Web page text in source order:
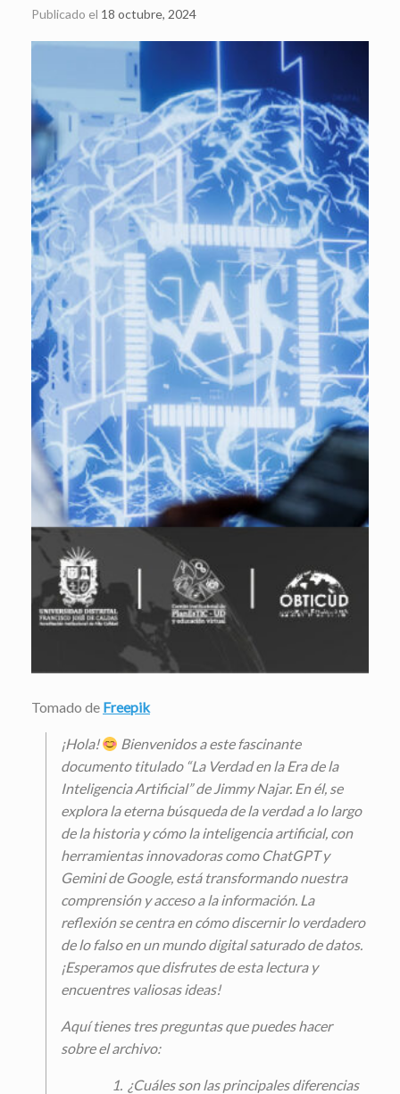
Publicado el 18 octubre, 2024
Tomado de Freepik
¡Hola!
Bienvenidos a este fascinante
documento titulado “La Verdad en la Era de la
Inteligencia Artificial” de Jimmy Najar. En él, se
explora la eterna búsqueda de la verdad a lo largo
de la historia y cómo la inteligencia artificial, con
herramientas innovadoras como ChatGPT y
Gemini de Google, está transformando nuestra
comprensión y acceso a la información. La
reflexión se centra en cómo discernir lo verdadero
de lo falso en un mundo digital saturado de datos.
¡Esperamos que disfrutes de esta lectura y
encuentres valiosas ideas!
Aquí tienes tres preguntas que puedes hacer
sobre el archivo:
¿Cuáles son las principales diferencias